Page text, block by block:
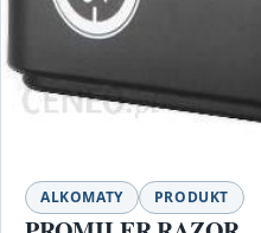
ALKOMATY PRODUKT